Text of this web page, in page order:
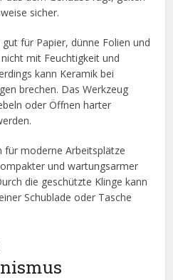
sicher.
für Papier, dünne Folien und
mit Feuchtigkeit und
kann Keramik bei
brechen. Das Werkzeug
oder Öffnen harter
für moderne Arbeitsplätze
und wartungsarmer
die geschützte Klinge kann
Schublade oder Tasche